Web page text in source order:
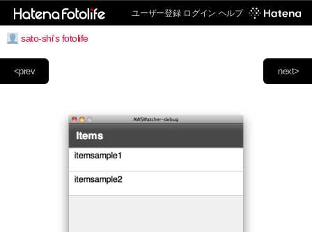
ユーザー登録 ログイン ヘルプ
sato-shi's fotolife
next>
<prev